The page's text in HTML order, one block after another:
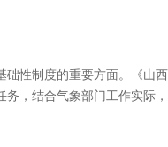
础性制度的重要方面。《山
，结合气象部门工作实际，
求和气象改革发展需求，建